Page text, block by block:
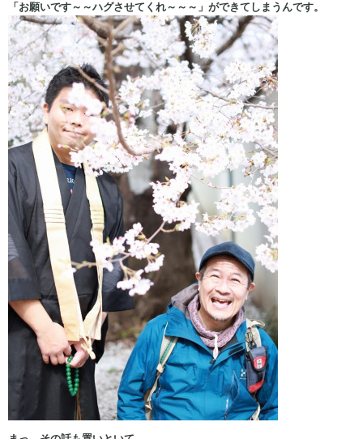
「お願いです～～ハグさせてくれ～～～」ができてしまうんです。